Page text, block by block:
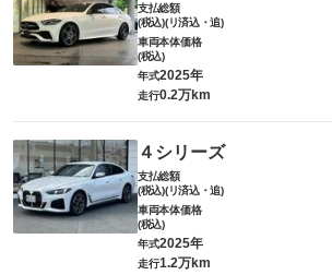
支払総額
(税込)(リ済込・追)
車両本体価格
(税込)
年式2025年
走行0.2万km
４シリーズ
支払総額
(税込)(リ済込・追)
車両本体価格
(税込)
年式2025年
走行1.2万km